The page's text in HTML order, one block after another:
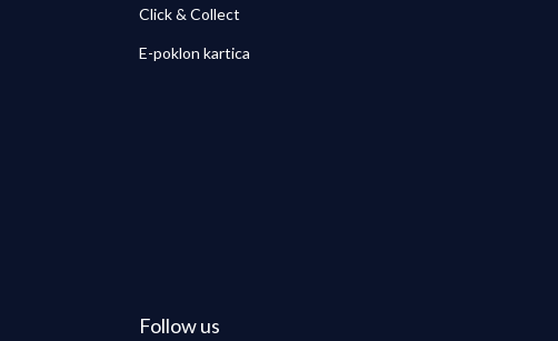
Click & Collect
E-poklon kartica
Follow us